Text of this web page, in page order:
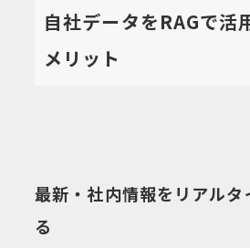
自社データをRAGで活
メリット
最新・社内情報をリアルタ
る